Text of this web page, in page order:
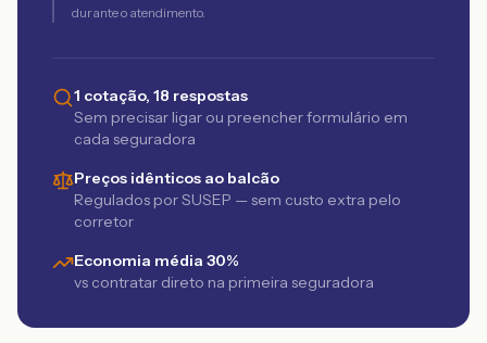
durante o atendimento.
1 cotação, 18 respostas
Sem precisar ligar ou preencher formulário em
cada seguradora
Preços idênticos ao balcão
Regulados por SUSEP — sem custo extra pelo
corretor
Economia média 30%
vs contratar direto na primeira seguradora